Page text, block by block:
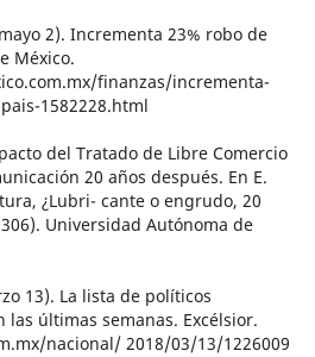
2). Incrementa 23% robo de
México.
finanzas/incrementa-
1582228.html
del Tratado de Libre Comercio
20 años después. En E.
¿Lubri- cante o engrudo, 20
Universidad Autónoma de
13). La lista de políticos
las últimas semanas. Excélsior.
nacional/ 2018/03/13/1226009